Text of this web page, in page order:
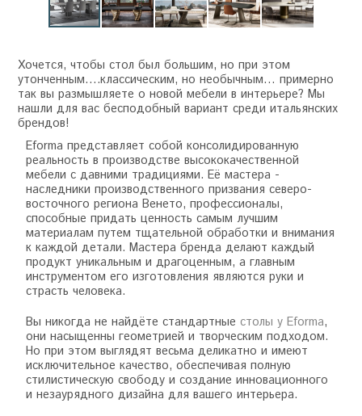
Хочется, чтобы стол был большим, но при этом
утонченным….классическим, но необычным… примерно
так вы размышляете о новой мебели в интерьере? Мы
нашли для вас бесподобный вариант среди итальянских
брендов!
Eforma представляет собой консолидированную
реальность в производстве высококачественной
мебели с давними традициями. Её мастера -
наследники производственного призвания северо-
восточного региона Венето, профессионалы,
способные придать ценность самым лучшим
материалам путем тщательной обработки и внимания
к каждой детали. Мастера бренда делают каждый
продукт уникальным и драгоценным, а главным
инструментом его изготовления являются руки и
страсть человека.
Вы никогда не найдёте стандартные столы у Eforma,
они насыщенны геометрией и творческим подходом.
Но при этом выглядят весьма деликатно и имеют
исключительное качество, обеспечивая полную
стилистическую свободу и создание инновационного
и незаурядного дизайна для вашего интерьера.